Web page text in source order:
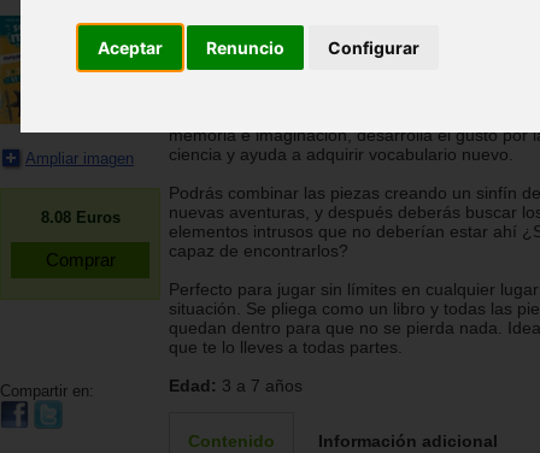
Aceptar Renuncio Configurar
Ampliar imagen
8.08 Euros
Compartir en:
Piezas magnéticas Sea Mystery
Miniland
memoria e imaginación, desarrolla el gusto por
ciencia y ayuda a adquirir vocabulario nuevo.
Podrás combinar las piezas creando un sinfín de
nuevas aventuras, y después deberás buscar
elementos intrusos que no deberían estar ahí
capaz de encontrarlos?
Perfecto para jugar sin límites en cualquier
situación. Se pliega como un libro y todas las
quedan dentro para que no se pierda nada.
que te lo lleves a todas partes.
Edad: 3 a 7 años
Contenido Información adicional